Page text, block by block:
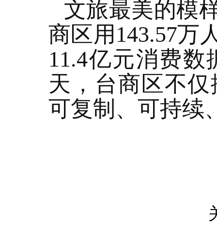
文旅最美的模
商区用143.57万
11.4亿元消费
天，台商区不
可复制、可持续